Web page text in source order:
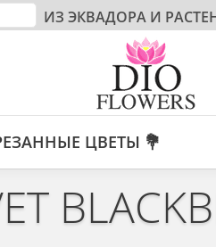
ИЗ ЭКВАДОРА И
ЦВЕТЫ 💐